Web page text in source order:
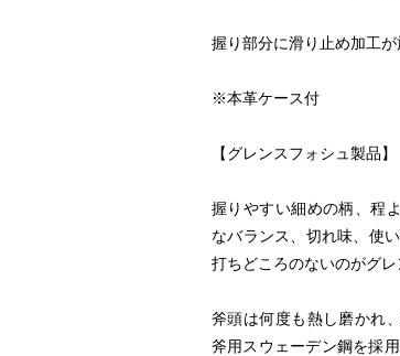
握り部分に滑り止め加工が
※本革ケース付
【グレンスフォシュ製品】
握りやすい細めの柄、程
なバランス、切れ味、使
打ちどころのないのがグレ
斧頭は何度も熱し磨かれ
斧用スウェーデン鋼を採